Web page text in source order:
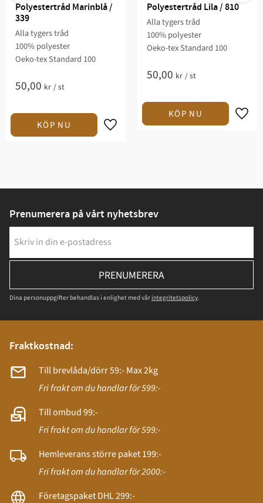
Polyestertråd Marinblå /
339
Alla tygers tråd
100% polyester
Oeko-tex Standard 100
50,00 kr /st
Polyestertråd Lila / 810
Alla tygers tråd
100% polyester
Oeko-tex Standard 100
50,00 kr /st
Prenumerera på vårt nyhetsbrev
PRENUMERERA
Dina personuppgifter behandlas i enlighet med vår integritetspolicy.
Fraktkostnad:
Till brevlåda/dörr 59:- Max 2kg
Fri frakt om du handlar för 599:-
Till ombud 99:-
Fri frakt om du handlar för 599:-
Hemleverans större paket 199:-
Fri frakt om du handlar för 2000:-
Företagspaket DHL 299:-